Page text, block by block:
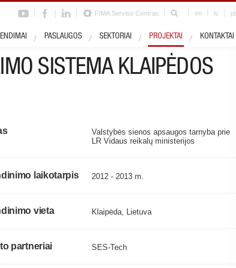
FIMA Serviso Centras en lv pl
PASLAUGOS SEKTORIAI PROJEKTAI KONTAKTAI
Sektorius Gynyba ir apsauga
SISTEMA KLAIPĖDOS
Valstybės sienos apsaugos tarnyba prie
LR Vidaus reikalų ministerijos
laikotarpis 2012 - 2013 m.
vieta Klaipėda, Lietuva
partneriai SES-Tech